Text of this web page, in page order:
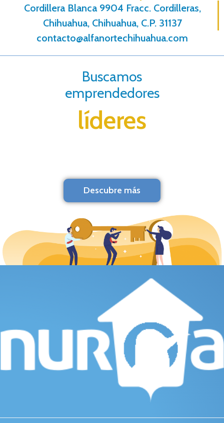
Cordillera Blanca 9904 Fracc. Cordilleras,
Chihuahua, Chihuahua, C.P. 31137
contacto@alfanortechihuahua.com
Buscamos
emprendedores
líderes
Descubre más